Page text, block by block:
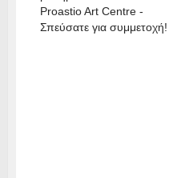
Proastio Art Centre -
Σπεύσατε για συμμετοχή!